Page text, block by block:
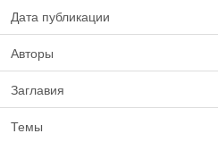
Дата публикации
Авторы
Заглавия
Темы